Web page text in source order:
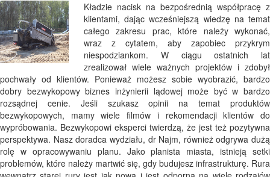
Kładzie nacisk na bezpośrednią współpracę z
klientami, dając wcześniejszą wiedzę na temat
całego zakresu prac, które należy wykonać,
wraz z cytatem, aby zapobiec przykrym
niespodziankom. W ciągu ostatnich lat
zrealizował wiele ważnych projektów i zdobył
pochwały od klientów. Ponieważ możesz sobie wyobrazić, bardzo
dobry bezwykopowy biznes inżynierii lądowej może być w bardzo
rozsądnej cenie. Jeśli szukasz opinii na temat produktów
bezwykopowych, mamy wiele filmów i rekomendacji klientów do
wypróbowania. Bezwykopowi eksperci twierdzą, że jest też pozytywna
perspektywa. Nasz doradca wydziału, dr Najm, również odgrywa dużą
rolę w opracowywaniu planu. Jako planista miasta, istnieją setki
problemów, które należy martwić się, gdy budujesz infrastrukturę. Rura